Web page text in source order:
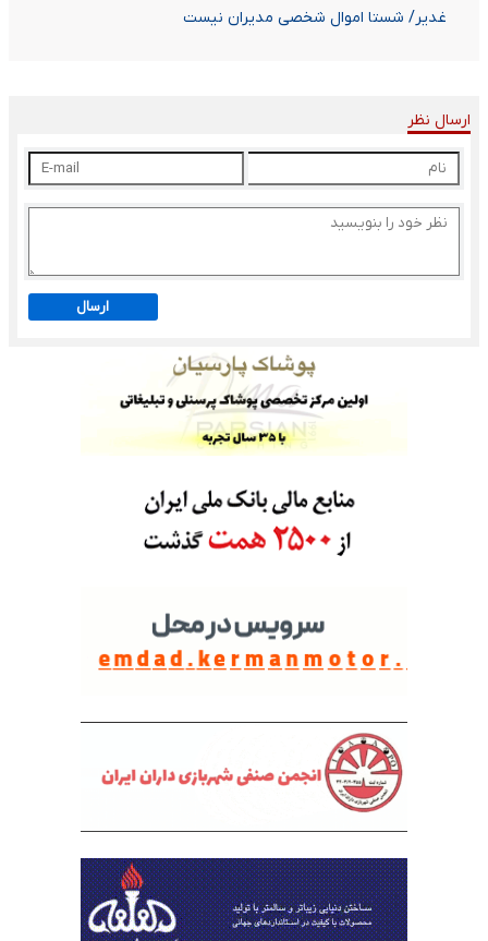
غدیر/ شستا اموال شخصی مدیران نیست
ارسال نظر
ارسال